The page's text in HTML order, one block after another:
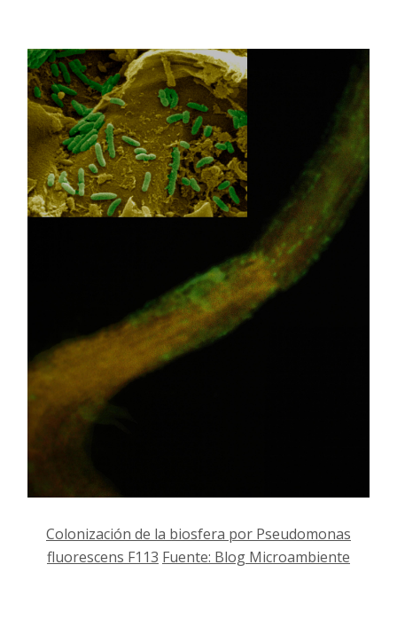
Colonización de la biosfera por Pseudomonas
fluorescens F113 Fuente: Blog Microambiente